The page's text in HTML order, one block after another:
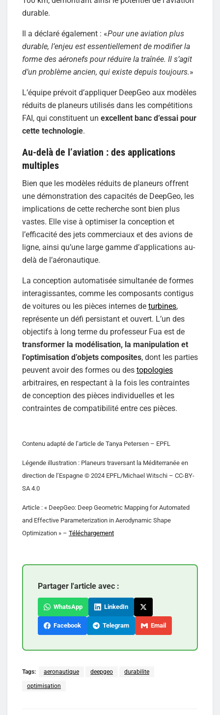
durable.
Il a déclaré également : «Pour une aviation plus
durable, l’enjeu est essentiellement de modifier la
forme des aéronefs pour réduire la traînée. Il s’agit
d’un problème ancien, qui existe depuis toujours.»
L’équipe prévoit d’appliquer DeepGeo aux modèles
réduits de planeurs utilisés dans les compétitions
FAI, qui constituent un excellent banc d’essai pour
cette technologie.
Au-delà de l’aviation : des applications
multiples
Bien que les modèles réduits de planeurs offrent
une démonstration des capacités de DeepGeo, les
implications de cette recherche sont bien plus
vastes. Elle vise à optimiser la conception et
l’efficacité des jets commerciaux et des avions de
ligne, ainsi qu’une large gamme d’applications au-
delà de l’aéronautique.
La conception automatisée simultanée de formes
interagissantes, comme les composants contigus
de voitures ou les pièces internes de turbines,
représente un défi persistant et ouvert. L’un des
objectifs à long terme du professeur Fua est de
transformer la modélisation, la manipulation et
l’optimisation d’objets composites, dont les parties
peuvent avoir des formes ou des topologies
arbitraires, en respectant à la fois les contraintes
de conception des pièces individuelles et les
contraintes de compatibilité entre ces pièces.
Contenu adapté de l’article de Tanya Petersen – EPFL
Légende illustration : Planeurs traversant la Méditerranée en
direction de l’Espagne © 2024 EPFL/Michael Witschi – CC-BY-
SA 4.0
Article : « DeepGeo: Deep Geometric Mapping for Automated
and Effective Parameterization in Aerodynamic Shape
Optimization » – Téléchargement
Partager l'article avec :
WhatsApp LinkedIn
Facebook Telegram Email
Tags: aeronautique deepgeo durabilite
optimisation